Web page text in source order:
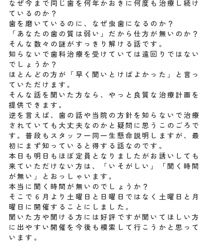
なぜ今まで同じ歯を何年かおきに何度も治療し続け
ているのか？
歯を磨いているのに、なぜ虫歯になるのか？
「あなたの歯の質は弱い」だから仕方が無いのか？
そんな数々の謎がすっきり解ける話です。
知らないで歯科治療を受けていては遠回りではない
でしょうか？
ほとんどの方が「早く聞いとけばよかった」と言っ
ていただけます。
そんな話を聞いた方なら、やっと良質な治療計画を
提供できます。
逆を言えば、歯の話や当院の方針を知らないで治療
されていても大丈夫なのかと疑問に思うこのごろで
す。普段もスタッフ一同一生懸命説明しますが、最
初にまず知っていると得する話なのです。
本日も明日もほぼ定員となりましたがお誘いしても
来ていただけない方は、「いそがしい」「聞く時間
が無い」とおっしゃいます。
本当に聞く時間が無いのでしょうか？
そこで６月より土曜日と日曜日ではなく土曜日と月
曜日に開催することにしました。
聞いた方や聞ける方には好評ですが聞いてほしい方
に出やすい開催を今後も模索して行こうかと思って
います。